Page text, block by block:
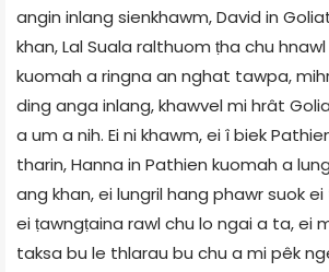
angin inlang sienkhawm, David in
khan, Lal Suala ralthuom ṭha chu
kuomah a ringna an nghat tawpa,
ding anga inlang, khawvel mi hrât
a um a nih. Ei ni khawm, ei î biek
tharin, Hanna in Pathien kuomah a
ang khan, ei lungril hang phawr suok
ei ṭawngṭaina rawl chu lo ngai a ta, ei
taksa bu le thlarau bu chu a mi pêk